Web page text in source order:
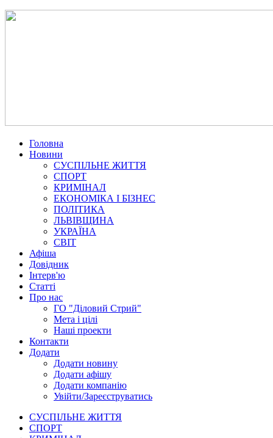
Головна
Новини
СУСПІЛЬНЕ ЖИТТЯ
СПОРТ
КРИМІНАЛ
ЕКОНОМІКА І БІЗНЕС
ПОЛІТИКА
ЛЬВІВЩИНА
УКРАЇНА
СВІТ
Афіша
Довідник
Інтерв'ю
Статті
Про нас
ГО "Діловий Стрий"
Мета і цілі
Наші проекти
Контакти
Додати
Додати новину
Додати афішу
Додати компанію
Увійти/Зареєструватись
СУСПІЛЬНЕ ЖИТТЯ
СПОРТ